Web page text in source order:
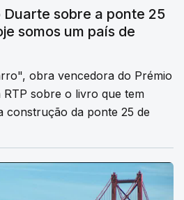
sobre a ponte 25
somos um país de
obra vencedora do Prémio
RTP sobre o livro que tem
construção da ponte 25 de